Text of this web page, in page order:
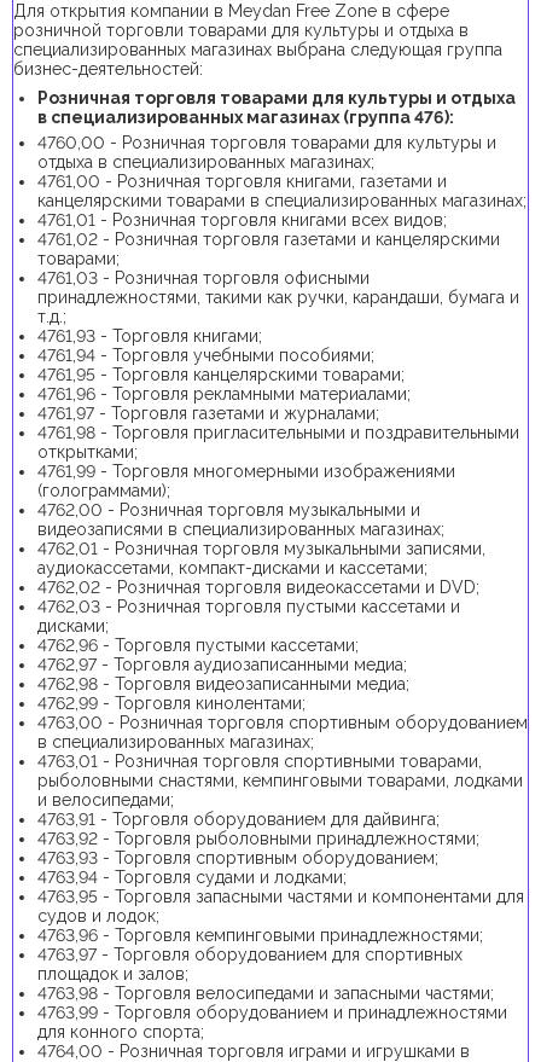
Для открытия компании в Meydan Free Zone в сфере
розничной торговли товарами для культуры и отдыха в
специализированных магазинах выбрана следующая группа
бизнес-деятельностей:
Розничная торговля товарами для культуры и отдыха
в специализированных магазинах (группа 476):
4760,00 - Розничная торговля товарами для культуры и
отдыха в специализированных магазинах;
4761,00 - Розничная торговля книгами, газетами и
канцелярскими товарами в специализированных магазинах;
4761,01 - Розничная торговля книгами всех видов;
4761,02 - Розничная торговля газетами и канцелярскими
товарами;
4761,03 - Розничная торговля офисными
принадлежностями, такими как ручки, карандаши, бумага и
т.д.;
4761,93 - Торговля книгами;
4761,94 - Торговля учебными пособиями;
4761,95 - Торговля канцелярскими товарами;
4761,96 - Торговля рекламными материалами;
4761,97 - Торговля газетами и журналами;
4761,98 - Торговля пригласительными и поздравительными
открытками;
4761,99 - Торговля многомерными изображениями
(голограммами);
4762,00 - Розничная торговля музыкальными и
видеозаписями в специализированных магазинах;
4762,01 - Розничная торговля музыкальными записями,
аудиокассетами, компакт-дисками и кассетами;
4762,02 - Розничная торговля видеокассетами и DVD;
4762,03 - Розничная торговля пустыми кассетами и
дисками;
4762,96 - Торговля пустыми кассетами;
4762,97 - Торговля аудиозаписанными медиа;
4762,98 - Торговля видеозаписанными медиа;
4762,99 - Торговля кинолентами;
4763,00 - Розничная торговля спортивным оборудованием
в специализированных магазинах;
4763,01 - Розничная торговля спортивными товарами,
рыболовными снастями, кемпинговыми товарами, лодками
и велосипедами;
4763,91 - Торговля оборудованием для дайвинга;
4763,92 - Торговля рыболовными принадлежностями;
4763,93 - Торговля спортивным оборудованием;
4763,94 - Торговля судами и лодками;
4763,95 - Торговля запасными частями и компонентами для
судов и лодок;
4763,96 - Торговля кемпинговыми принадлежностями;
4763,97 - Торговля оборудованием для спортивных
площадок и залов;
4763,98 - Торговля велосипедами и запасными частями;
4763,99 - Торговля оборудованием и принадлежностями
для конного спорта;
4764,00 - Розничная торговля играми и игрушками в